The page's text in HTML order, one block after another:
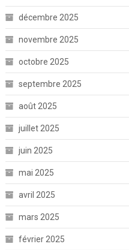
décembre 2025
novembre 2025
octobre 2025
septembre 2025
août 2025
juillet 2025
juin 2025
mai 2025
avril 2025
mars 2025
février 2025